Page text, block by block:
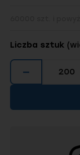
Liczba sztuk
−